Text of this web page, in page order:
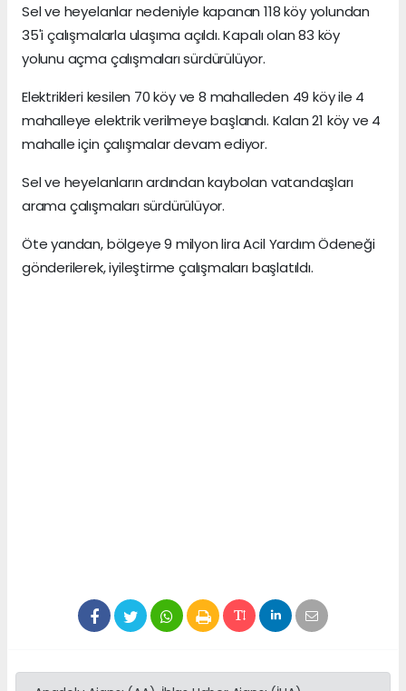
Sel ve heyelanlar nedeniyle kapanan 118 köy yolundan
35'i çalışmalarla ulaşıma açıldı. Kapalı olan 83 köy
yolunu açma çalışmaları sürdürülüyor.
Elektrikleri kesilen 70 köy ve 8 mahalleden 49 köy ile 4
mahalleye elektrik verilmeye başlandı. Kalan 21 köy ve 4
mahalle için çalışmalar devam ediyor.
Sel ve heyelanların ardından kaybolan vatandaşları
arama çalışmaları sürdürülüyor.
Öte yandan, bölgeye 9 milyon lira Acil Yardım Ödeneği
gönderilerek, iyileştirme çalışmaları başlatıldı.